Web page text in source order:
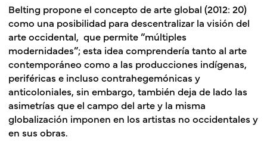
Belting propone el concepto de arte global (2012: 20)
como una posibilidad para descentralizar la visión del
arte occidental, que permite “múltiples
modernidades”; esta idea comprendería tanto al arte
contemporáneo como a las producciones indígenas,
periféricas e incluso contrahegemónicas y
anticoloniales, sin embargo, también deja de lado las
asimetrías que el campo del arte y la misma
globalización imponen en los artistas no occidentales y
en sus obras.